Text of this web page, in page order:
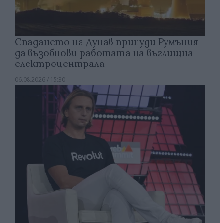
Спадането на Дунав принуди Румъния
да възобнови работата на въглищна
електроцентрала
06.08.2026 / 15:30